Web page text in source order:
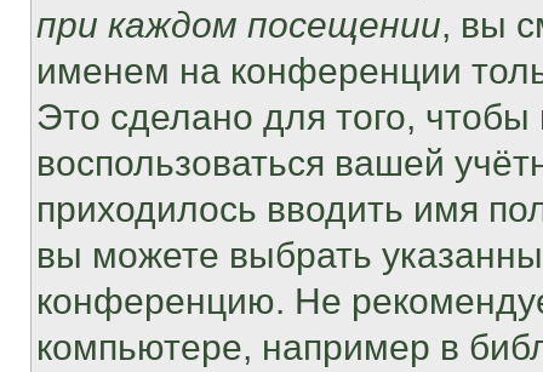
при каждом посещении, вы
именем на конференции
Это сделано для того, чтобы
воспользоваться вашей
приходилось вводить имя
вы можете выбрать
конференцию. Не
компьютере, например в